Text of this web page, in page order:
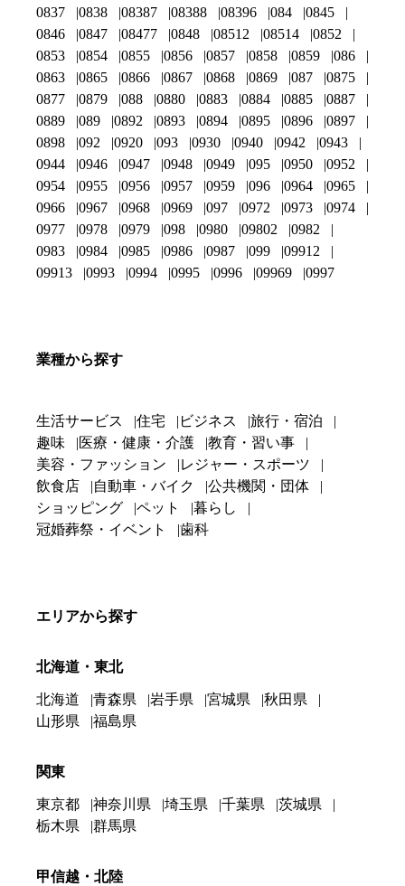
0837
0838 08387 08388 08396 084
0845
0846
0847 08477 0848 08512 08514
0852
0853
0854 0855 0856 0857 0858 0859
086
0863
0865 0866 0867 0868 0869 087
0875
0877
0879 088 0880 0883 0884 0885
0887
0889
089 0892 0893 0894 0895 0896
0897
0898
092 0920 093 0930 0940 0942
0943
0944
0946 0947 0948 0949 095 0950
0952
0954
0955 0956 0957 0959 096 0964
0965
0966
0967 0968 0969 097 0972 0973
0974
0977
0978 0979 098 0980 09802
0982
0983
0984 0985 0986 0987 099
09912
09913
0993 0994 0995 0996 09969 0997
業種から探す
生活サービス 住宅 ビジネス
旅行・宿泊
趣味
医療・健康・介護
教育・習い事
美容・ファッション
レジャー・スポーツ
飲食店
自動車・バイク
公共機関・団体
ショッピング
ペット
暮らし
冠婚葬祭・イベント
歯科
エリアから探す
北海道・東北
北海道 青森県 岩手県 宮城県
秋田県
山形県
福島県
関東
東京都 神奈川県 埼玉県 千葉県
茨城県
栃木県
群馬県
甲信越・北陸